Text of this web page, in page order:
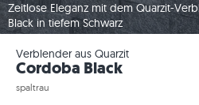
Zeitlose Eleganz mit dem Quarzit-
Black in tiefem Schwarz
Verblender aus Quarzit
Cordoba Black
spaltrau